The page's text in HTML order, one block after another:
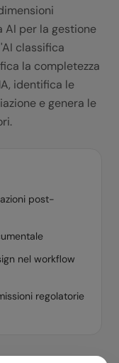
per la gestione
classifica
la completezza
identifica le
e genera le
post-
nel workflow
regolatorie